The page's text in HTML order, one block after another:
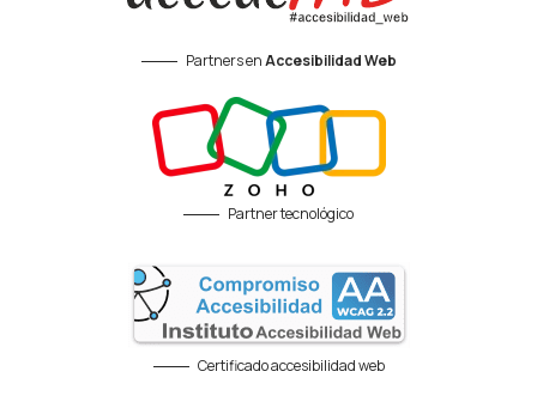
Partners enAccesibilidad Web
Partner tecnológico
Certificado accesibilidad web